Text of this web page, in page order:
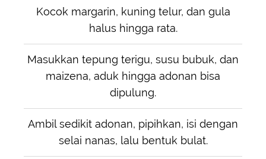
Kocok margarin, kuning telur, dan gula
halus hingga rata.
Masukkan tepung terigu, susu bubuk, dan
maizena, aduk hingga adonan bisa
dipulung.
Ambil sedikit adonan, pipihkan, isi dengan
selai nanas, lalu bentuk bulat.